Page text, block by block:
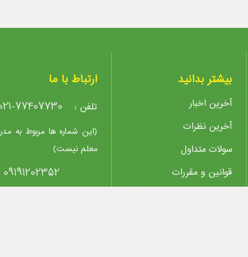
بیشتر بدانید
آخرین اخبار
آخرین نظرات
سولات متداول
قوانین و مقررات
ارتباط با ما
تلفن : 77407730
(این شماره ها مربوط به
معلم نیست)
09191202352